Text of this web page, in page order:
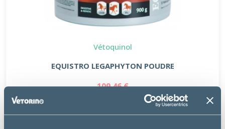
Vétoquinol
EQUISTRO LEGAPHYTON POUDRE
109.46 €